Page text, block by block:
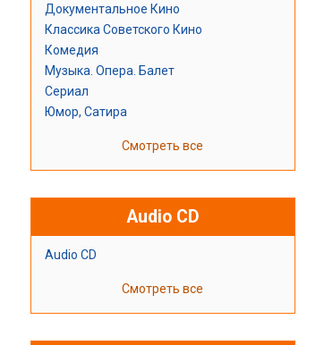
Документальное Кино
Классика Советского Кино
Комедия
Музыка. Опера. Балет
Сериал
Юмор, Сатира
Смотреть все
Audio CD
Audio CD
Смотреть все